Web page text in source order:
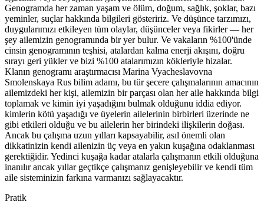
Genogramda her zaman yaşam ve ölüm, doğum, sağlık, şoklar, bazı
yeminler, suçlar hakkında bilgileri gösteririz. Ve düşünce tarzımızı,
duygularımızı etkileyen tüm olaylar, düşünceler veya fikirler — her
şey ailemizin genogramında bir yer bulur. Ve vakaların %100'ünde
cinsin genogramının teşhisi, atalardan kalma enerji akışını, doğru
sırayı geri yükler ve bizi %100 atalarımızın kökleriyle hizalar.
Klanın genogramı araştırmacısı Marina Vyacheslavovna
Smolenskaya Rus bilim adamı, bu tür şecere çalışmalarının amacının
ailemizdeki her kişi, ailemizin bir parçası olan her aile hakkında bilgi
toplamak ve kimin iyi yaşadığını bulmak olduğunu iddia ediyor.
kimlerin kötü yaşadığı ve üyelerin ailelerinin birbirleri üzerinde ne
gibi etkileri olduğu ve bu ailelerin her birindeki ilişkilerin doğası.
Ancak bu çalışma uzun yılları kapsayabilir, asıl önemli olan
dikkatinizin kendi ailenizin üç veya en yakın kuşağına odaklanması
gerektiğidir. Yedinci kuşağa kadar atalarla çalışmanın etkili olduğuna
inanılır ancak yıllar geçtikçe çalışmanız genişleyebilir ve kendi tüm
aile sisteminizin farkına varmanızı sağlayacaktır.
Pratik